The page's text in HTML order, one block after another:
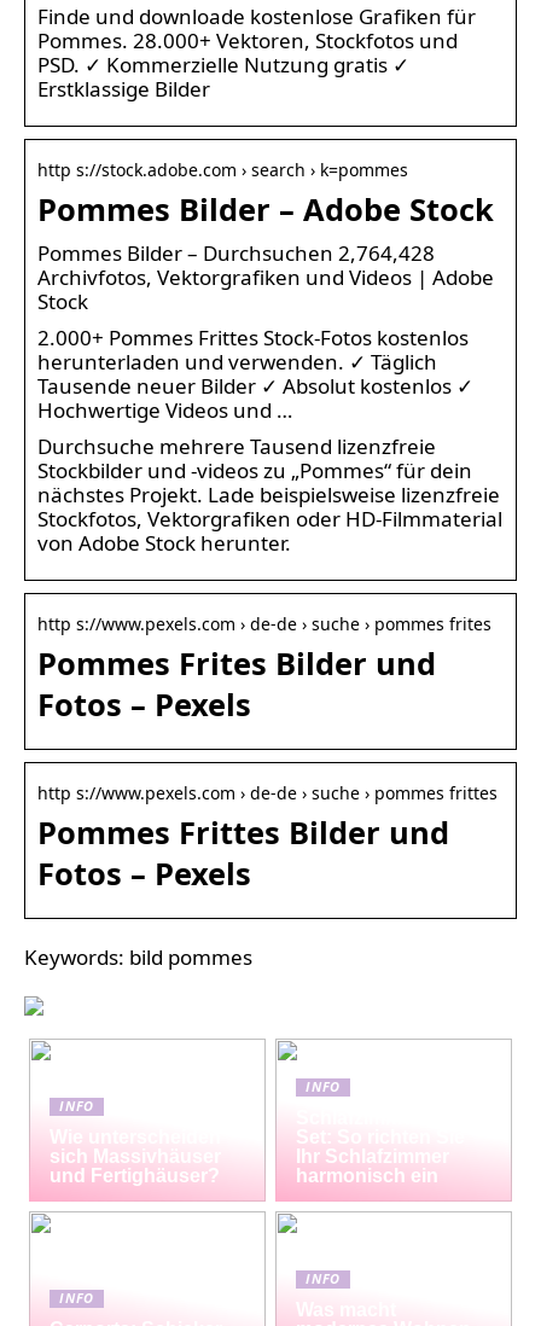
Finde und downloade kostenlose Grafiken für
Pommes. 28.000+ Vektoren, Stockfotos und
PSD. ✓ Kommerzielle Nutzung gratis ✓
Erstklassige Bilder
http s://stock.adobe.com › search › k=pommes
Pommes Bilder – Adobe Stock
Pommes Bilder – Durchsuchen 2,764,428
Archivfotos, Vektorgrafiken und Videos | Adobe
Stock
2.000+ Pommes Frittes Stock-Fotos kostenlos
herunterladen und verwenden. ✓ Täglich
Tausende neuer Bilder ✓ Absolut kostenlos ✓
Hochwertige Videos und …
Durchsuche mehrere Tausend lizenzfreie
Stockbilder und -videos zu „Pommes“ für dein
nächstes Projekt. Lade beispielsweise lizenzfreie
Stockfotos, Vektorgrafiken oder HD-Filmmaterial
von Adobe Stock herunter.
http s://www.pexels.com › de-de › suche › pommes frites
Pommes Frites Bilder und
Fotos – Pexels
http s://www.pexels.com › de-de › suche › pommes frittes
Pommes Frittes Bilder und
Fotos – Pexels
Keywords: bild pommes
INFO
Wie unterscheiden
sich Massivhäuser
und Fertighäuser?
INFO
Set: So richten Sie
Ihr Schlafzimmer
harmonisch ein
INFO
INFO
Was macht